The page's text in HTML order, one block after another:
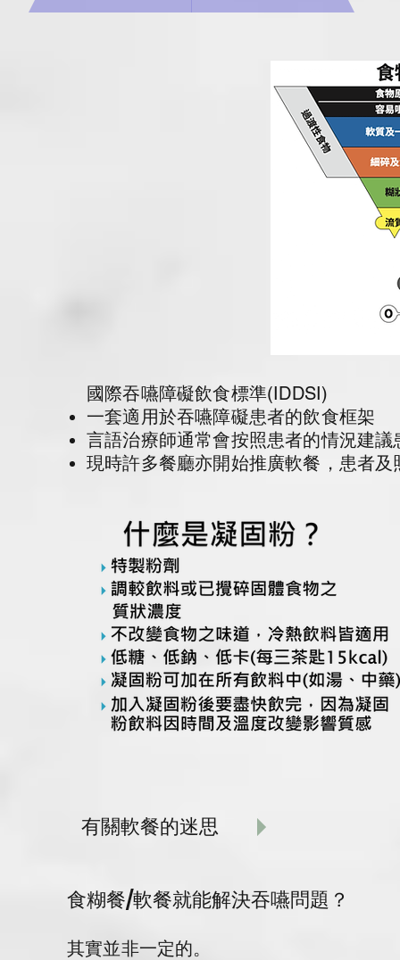
國際吞嚥障礙飲食標準(IDDSI)
一套適用於吞嚥障礙患者的飲食框架
言語治療師通常會按照患者的情況建
現時許多餐廳亦開始推廣軟餐，患者
有關軟餐的迷思
食糊餐/軟餐就能解決吞嚥問題？
其實並非一定的。